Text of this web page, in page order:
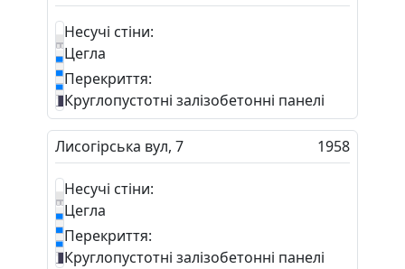
Несучі стіни:
Цегла
Перекриття:
Круглопустотні залізобетонні панелі
Лисогірська вул, 7 1958
Несучі стіни:
Цегла
Перекриття:
Круглопустотні залізобетонні панелі